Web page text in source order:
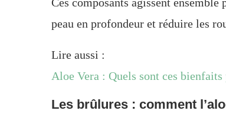
peau en profondeur et réduire les
Lire aussi :
Aloe Vera : Quels sont ces
Les brûlures : comment